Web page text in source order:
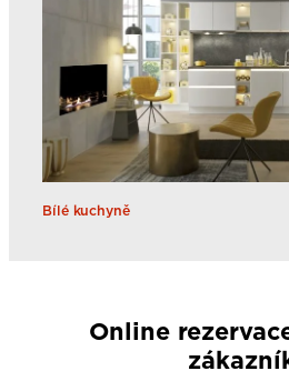
Bílé kuchyně
Online